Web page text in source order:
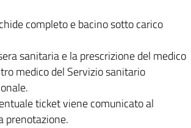
completo e bacino sotto carico
sanitaria e la prescrizione del medico
medico del Servizio sanitario
ticket viene comunicato al
prenotazione.